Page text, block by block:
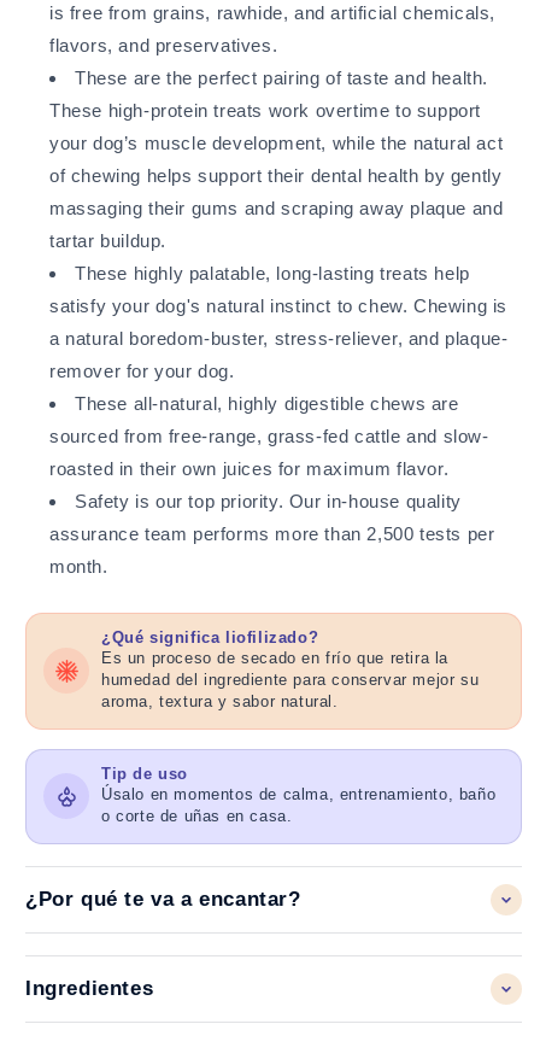
is free from grains, rawhide, and artificial chemicals,
flavors, and preservatives.
These are the perfect pairing of taste and health.
These high-protein treats work overtime to support
your dog’s muscle development, while the natural act
of chewing helps support their dental health by gently
massaging their gums and scraping away plaque and
tartar buildup.
These highly palatable, long-lasting treats help
satisfy your dog's natural instinct to chew. Chewing is
a natural boredom-buster, stress-reliever, and plaque-
remover for your dog.
These all-natural, highly digestible chews are
sourced from free-range, grass-fed cattle and slow-
roasted in their own juices for maximum flavor.
Safety is our top priority. Our in-house quality
assurance team performs more than 2,500 tests per
month.
¿Qué significa liofilizado?
Es un proceso de secado en frío que retira la
humedad del ingrediente para conservar mejor su
aroma, textura y sabor natural.
Tip de uso
Úsalo en momentos de calma, entrenamiento, baño
o corte de uñas en casa.
¿Por qué te va a encantar?
Ingredientes